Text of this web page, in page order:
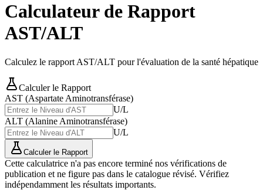
Calculateur de Rapport
AST/ALT
Calculez le rapport AST/ALT pour l'évaluation de la santé hépatique
Calculer le Rapport
AST (Aspartate Aminotransférase)
U/L
ALT (Alanine Aminotransférase)
U/L
Calculer le Rapport
Cette calculatrice n'a pas encore terminé nos vérifications de
publication et ne figure pas dans le catalogue révisé. Vérifiez
indépendamment les résultats importants.